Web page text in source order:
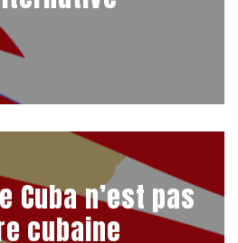
Cuba n’est pas
cubaine